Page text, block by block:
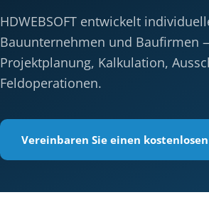
HDWEBSOFT entwickelt
Bauunternehmen und Baufirmen
Projektplanung, Kalkulation,
Feldoperationen.
Vereinbaren Sie einen